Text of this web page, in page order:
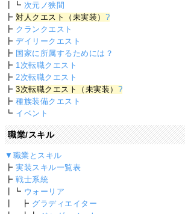
┃┗ 次元ノ狭間
┣対人クエスト（未実装） ?
┣ クランクエスト
┣デイリークエスト
┣ 国家に所属するためには？
┣ 1次転職クエスト
┣2次転職クエスト
┣3次転職クエスト（未実装） ?
┣種族装備クエスト
┗ イベント
職業/スキル
▼職業とスキル
┣実装スキル一覧表
┣戦士系統
┃┗ ウォーリア
┃ ┣ グラディエイター